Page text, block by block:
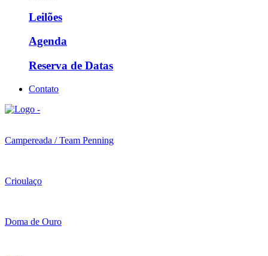
Leilões
Agenda
Reserva de Datas
Contato
Campereada / Team Penning
Crioulaço
Doma de Ouro